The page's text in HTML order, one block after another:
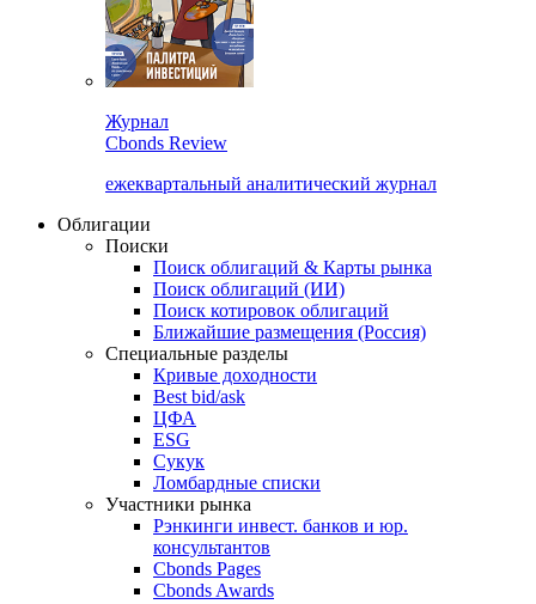
Журнал
Cbonds Review
ежеквартальный аналитический журнал
Облигации
Поиски
Поиск облигаций & Карты рынка
Поиск облигаций (ИИ)
Поиск котировок облигаций
Ближайшие размещения (Россия)
Специальные разделы
Кривые доходности
Best bid/ask
ЦФА
ESG
Сукук
Ломбардные списки
Участники рынка
Рэнкинги инвест. банков и юр.
консультантов
Cbonds Pages
Cbonds Awards